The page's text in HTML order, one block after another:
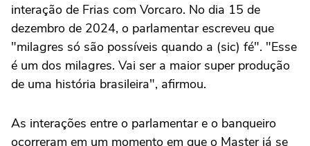
interação de Frias com Vorcaro. No dia 15 de
dezembro de 2024, o parlamentar escreveu que
"milagres só são possíveis quando a (sic) fé". "Esse
é um dos milagres. Vai ser a maior super produção
de uma história brasileira", afirmou.
As interações entre o parlamentar e o banqueiro
ocorreram em um momento em que o Master já se